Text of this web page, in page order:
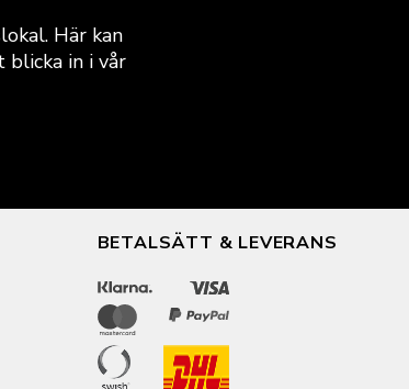
Här kan
in i vår
BETALSÄTT & LEVERANS